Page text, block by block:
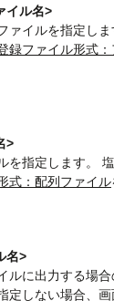
イル名>
ァイルを指定し
録ファイル形式
>
を指定します。
式：配列ファイル
名>
ルに出力する場
定しない場合、